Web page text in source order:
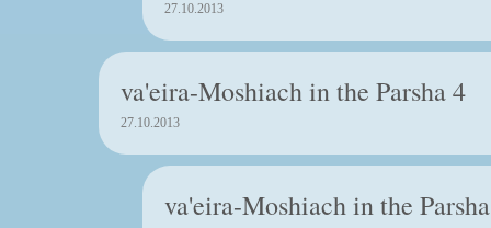
27.10.2013
va'eira-Moshiach in the Parsha 4
27.10.2013
va'eira-Moshiach in the